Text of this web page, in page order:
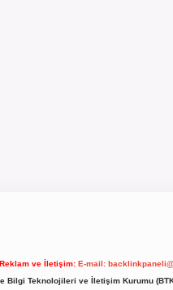
Reklam ve İletişim: E-mail:
Bilgi Teknolojileri ve İletişim Kurumu